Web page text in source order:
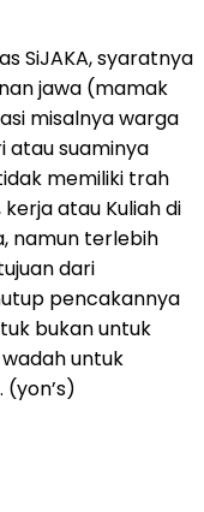
SiJAKA, syaratnya
jawa (mamak
misalnya warga
atau suaminya
memiliki trah
atau Kuliah di
namun terlebih
dari
pencakannya
bukan untuk
untuk